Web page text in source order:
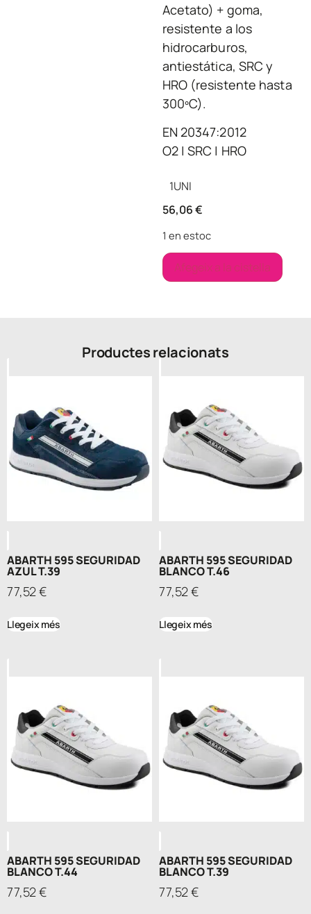
Acetato) + goma,
resistente a los
hidrocarburos,
antiestática, SRC y
HRO (resistente hasta
300ºC).
EN 20347:2012
O2 | SRC | HRO
1UNI
56,06€
1 en estoc
Afegeix a la cistella
Productes relacionats
ABARTH 595 SEGURIDAD
AZUL T.39
77,52€
Llegeix més
ABARTH 595 SEGURIDAD
BLANCO T.46
77,52€
Llegeix més
ABARTH 595 SEGURIDAD
BLANCO T.44
77,52€
ABARTH 595 SEGURIDAD
BLANCO T.39
77,52€